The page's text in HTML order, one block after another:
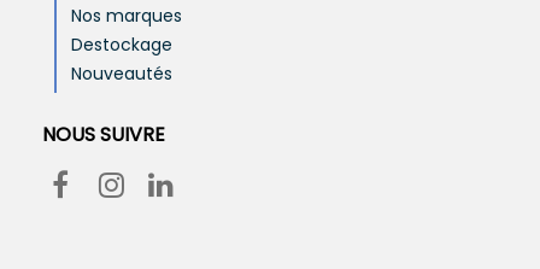
Nos marques
Destockage
Nouveautés
NOUS SUIVRE